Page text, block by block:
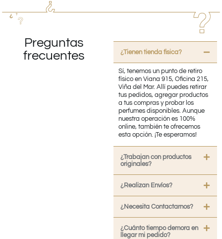
Preguntas
frecuentes
¿Tienen tienda fisica?
Sí, tenemos un punto de retiro
físico en Viana 915, Oficina 215,
Viña del Mar. Allí puedes retirar
tus pedidos, agregar productos
a tus compras y probar los
perfumes disponibles. Aunque
nuestra operación es 100%
online, también te ofrecemos
esta opción. ¡Te esperamos!
¿Trabajan con productos
originales?
¿Realizan Envíos?
¿Necesita Contactarnos?
¿Cuánto tiempo demora en
llegar mi pedido?